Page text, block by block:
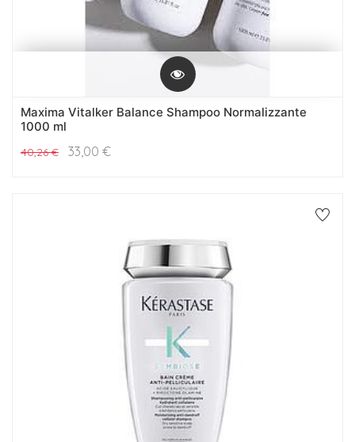
Maxima Vitalker Balance Shampoo Normalizzante
1000 ml
40,26€ 33,00 €